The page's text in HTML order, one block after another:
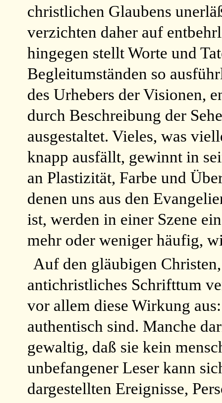
christlichen Glaubens
verzichten daher auf
hingegen stellt Worte und
Begleitumständen so
des Urhebers der Visionen,
durch Beschreibung der
ausgestaltet. Vieles, was
knapp ausfällt, gewinnt in
an Plastizität, Farbe und
denen uns aus den
ist, werden in einer Szene
mehr oder weniger häufig,
Auf den gläubigen
antichristliches Schrifttum
vor allem diese Wirkung
authentisch sind. Manche
gewaltig, daß sie kein
unbefangener Leser kann
dargestellten Ereignisse,